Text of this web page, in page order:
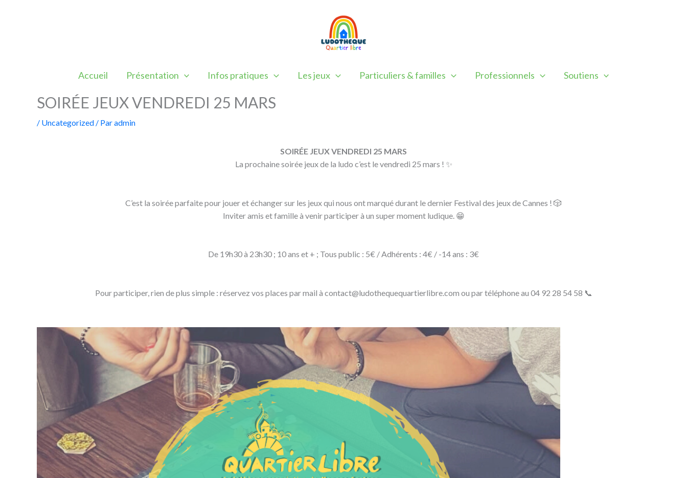
Accueil Présentation Infos pratiques Les jeux Particuliers & familles Professionnels Soutiens
SOIRÉE JEUX VENDREDI 25 MARS
/ Uncategorized / Paradmin
SOIRÉE JEUX VENDREDI 25 MARS
La prochaine soirée jeux de la ludo c’est le vendredi 25 mars ! ✨
C’est la soirée parfaite pour jouer et échanger sur les jeux qui nous ont marqué durant le dernier Festival des jeux de Cannes ! 🎲
Inviter amis et famille à venir participer à un super moment ludique. 😁
De 19h30 à 23h30 ; 10 ans et + ; Tous public : 5€ / Adhérents : 4€ / -14 ans : 3€
Pour participer, rien de plus simple : réservez vos places par mail à contact@ludothequequartierlibre.com ou par téléphone au 04 92 28 54 58 📞